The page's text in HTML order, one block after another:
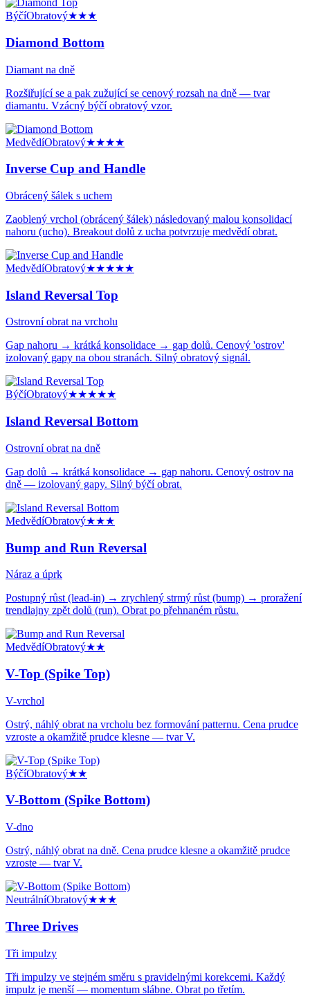
BýčíObratový★★★
Diamond Bottom
Diamant na dně
Rozšiřující se a pak zužující se cenový rozsah na dně — tvar
diamantu. Vzácný býčí obratový vzor.
MedvědíObratový★★★★
Inverse Cup and Handle
Obrácený šálek s uchem
Zaoblený vrchol (obrácený šálek) následovaný malou konsolidací
nahoru (ucho). Breakout dolů z ucha potvrzuje medvědí obrat.
MedvědíObratový★★★★★
Island Reversal Top
Ostrovní obrat na vrcholu
Gap nahoru → krátká konsolidace → gap dolů. Cenový 'ostrov'
izolovaný gapy na obou stranách. Silný obratový signál.
BýčíObratový★★★★★
Island Reversal Bottom
Ostrovní obrat na dně
Gap dolů → krátká konsolidace → gap nahoru. Cenový ostrov na
dně — izolovaný gapy. Silný býčí obrat.
MedvědíObratový★★★
Bump and Run Reversal
Náraz a úprk
Postupný růst (lead-in) → zrychlený strmý růst (bump) → proražení
trendlajny zpět dolů (run). Obrat po přehnaném růstu.
MedvědíObratový★★
V-Top (Spike Top)
V-vrchol
Ostrý, náhlý obrat na vrcholu bez formování patternu. Cena prudce
vzroste a okamžitě prudce klesne — tvar V.
BýčíObratový★★
V-Bottom (Spike Bottom)
V-dno
Ostrý, náhlý obrat na dně. Cena prudce klesne a okamžitě prudce
vzroste — tvar V.
NeutrálníObratový★★★
Three Drives
Tři impulzy
Tři impulzy ve stejném směru s pravidelnými korekcemi. Každý
impulz je menší — momentum slábne. Obrat po třetím.